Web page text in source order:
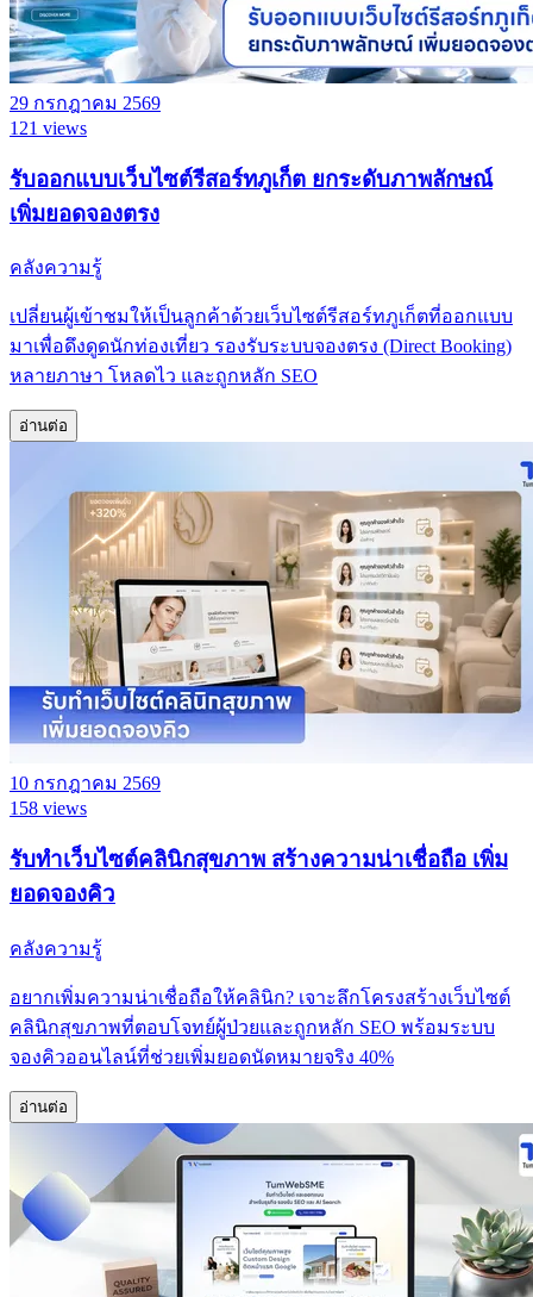
29 กรกฎาคม 2569
121 views
รับออกแบบเว็บไซต์รีสอร์ทภูเก็ต ยกระดับภาพลักษณ์
เพิ่มยอดจองตรง
คลังความรู้
เปลี่ยนผู้เข้าชมให้เป็นลูกค้าด้วยเว็บไซต์รีสอร์ทภูเก็ตที่ออกแบบ
มาเพื่อดึงดูดนักท่องเที่ยว รองรับระบบจองตรง (Direct Booking)
หลายภาษา โหลดไว และถูกหลัก SEO
อ่านต่อ
10 กรกฎาคม 2569
158 views
รับทำเว็บไซต์คลินิกสุขภาพ สร้างความน่าเชื่อถือ เพิ่ม
ยอดจองคิว
คลังความรู้
อยากเพิ่มความน่าเชื่อถือให้คลินิก? เจาะลึกโครงสร้างเว็บไซต์
คลินิกสุขภาพที่ตอบโจทย์ผู้ป่วยและถูกหลัก SEO พร้อมระบบ
จองคิวออนไลน์ที่ช่วยเพิ่มยอดนัดหมายจริง 40%
อ่านต่อ